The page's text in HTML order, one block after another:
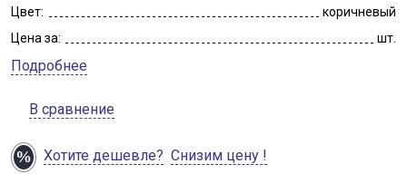
Цвет:
коричневый
Цена за:
шт.
Подробнее
В сравнение
Хотите дешевле? Снизим цену !